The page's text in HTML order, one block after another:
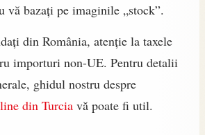
vă bazați pe imaginile „stock”.
din România, atenție la taxele
importuri non-UE. Pentru detalii
ghidul nostru despre
din Turcia vă poate fi util.